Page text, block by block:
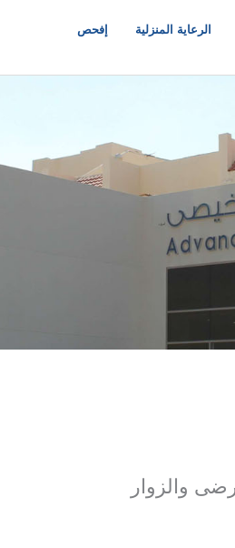
الرعاية المنزلية إفحص
والزوار